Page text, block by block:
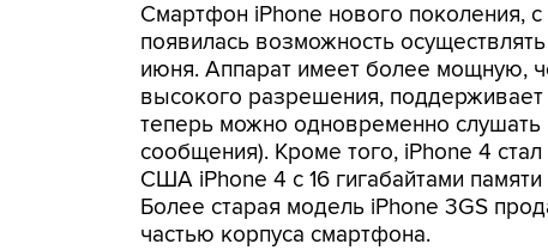
Смартфон iPhone нового поколения,
появилась возможность
июня. Аппарат имеет более мощную,
высокого разрешения,
теперь можно одновременно слушать
сообщения). Кроме того, iPhone 4
США iPhone 4 с 16 гигабайтами памяти
Более старая модель iPhone 3GS
частью корпуса смартфона.